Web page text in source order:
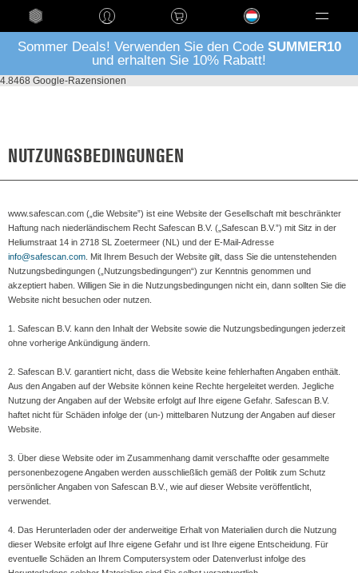
Language
Sommer Deals! Verwenden Sie den Code SUMMER10
und erhalten Sie 10% Rabatt!
4.8468 Google-Razensionen
NUTZUNGSBEDINGUNGEN
www.safescan.com („die Website”) ist eine Website der Gesellschaft mit beschränkter
Haftung nach niederländischem Recht Safescan B.V. („Safescan B.V.”) mit Sitz in der
Heliumstraat 14 in 2718 SL Zoetermeer (NL) und der E-Mail-Adresse
info@safescan.com . Mit Ihrem Besuch der Website gilt, dass Sie die untenstehenden
Nutzungsbedingungen („Nutzungsbedingungen“) zur Kenntnis genommen und
akzeptiert haben. Willigen Sie in die Nutzungsbedingungen nicht ein, dann sollten Sie die
Website nicht besuchen oder nutzen.
1. Safescan B.V. kann den Inhalt der Website sowie die Nutzungsbedingungen jederzeit
ohne vorherige Ankündigung ändern.
2. Safescan B.V. garantiert nicht, dass die Website keine fehlerhaften Angaben enthält.
Aus den Angaben auf der Website können keine Rechte hergeleitet werden. Jegliche
Nutzung der Angaben auf der Website erfolgt auf Ihre eigene Gefahr. Safescan B.V.
haftet nicht für Schäden infolge der (un-) mittelbaren Nutzung der Angaben auf dieser
Website.
3. Über diese Website oder im Zusammenhang damit verschaffte oder gesammelte
personenbezogene Angaben werden ausschließlich gemäß der Politik zum Schutz
persönlicher Angaben von Safescan B.V., wie auf dieser Website veröffentlicht,
verwendet.
4. Das Herunterladen oder der anderweitige Erhalt von Materialien durch die Nutzung
dieser Website erfolgt auf Ihre eigene Gefahr und ist Ihre eigene Entscheidung. Für
eventuelle Schäden an Ihrem Computersystem oder Datenverlust infolge des